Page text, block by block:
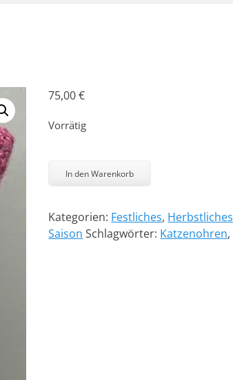
75,00€
Vorrätig
Kitty
Posh
Menge
In den Warenkorb
Kategorien: Festliches, Herbstliches
Saison Schlagwörter: Katzenohren,